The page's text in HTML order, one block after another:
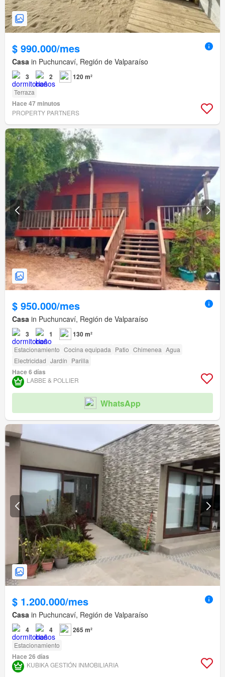
$ 990.000/mes
Casa in Puchuncaví, Región de Valparaíso
3 2 120 m²
Terraza
Hace 47 minutos
PROPERTY PARTNERS
$ 950.000/mes
Casa in Puchuncaví, Región de Valparaíso
3 1 130 m²
Estacionamiento Cocina equipada Patio Chimenea Agua
Electricidad Jardín Parilla
Hace 6 días
LABBE & POLLIER
WhatsApp
$ 1.200.000/mes
Casa in Puchuncaví, Región de Valparaíso
4 4 265 m²
Estacionamiento
Hace 26 días
KUBIKA GESTIÓN INMOBILIARIA